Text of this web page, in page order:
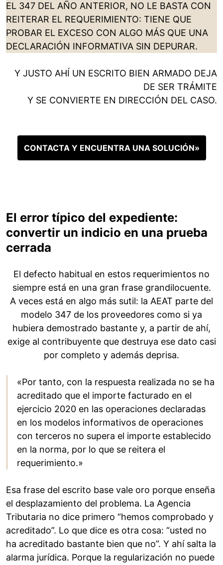
EL 347 DEL AÑO ANTERIOR, NO LE BASTA CON
REITERAR EL REQUERIMIENTO: TIENE QUE
PROBAR EL EXCESO CON ALGO MÁS QUE UNA
DECLARACIÓN INFORMATIVA SIN DEPURAR.
Y JUSTO AHÍ UN ESCRITO BIEN ARMADO DEJA
DE SER TRÁMITE
Y SE CONVIERTE EN DIRECCIÓN DEL CASO.
CONTACTA Y ENCUENTRA UNA SOLUCIÓN»
El error típico del expediente:
convertir un indicio en una prueba
cerrada
El defecto habitual en estos requerimientos no
siempre está en una gran frase grandilocuente.
A veces está en algo más sutil: la AEAT parte del
modelo 347 de los proveedores como si ya
hubiera demostrado bastante y, a partir de ahí,
exige al contribuyente que destruya ese dato casi
por completo y además deprisa.
«Por tanto, con la respuesta realizada no se ha
acreditado que el importe facturado en el
ejercicio 2020 en las operaciones declaradas
en los modelos informativos de operaciones
con terceros no supera el importe establecido
en la norma, por lo que se reitera el
requerimiento.»
Esa frase del escrito base vale oro porque enseña
el desplazamiento del problema. La Agencia
Tributaria no dice primero “hemos comprobado y
acreditado”. Lo que dice es otra cosa: “usted no
ha acreditado bastante bien que no”. Y ahí salta la
alarma jurídica. Porque la regularización no puede